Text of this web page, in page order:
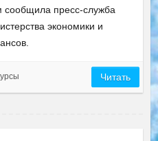
сообщила пресс-служба
экономики и
Читать